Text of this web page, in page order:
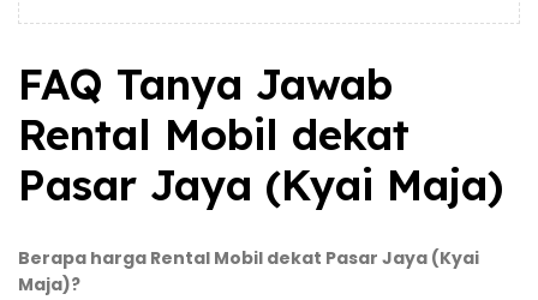
FAQ Tanya Jawab
Rental Mobil dekat
Pasar Jaya (Kyai Maja)
Berapa harga Rental Mobil dekat Pasar Jaya (Kyai
Maja)?